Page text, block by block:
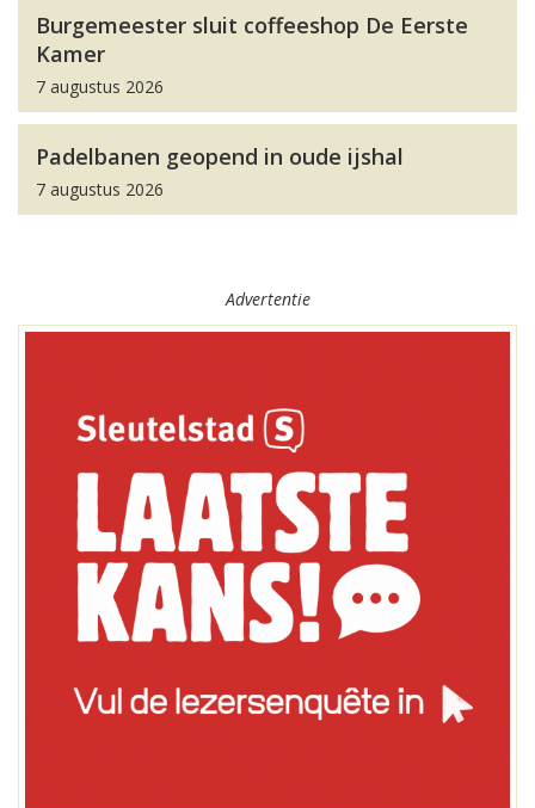
Burgemeester sluit coffeeshop De Eerste
Kamer
7 augustus 2026
Padelbanen geopend in oude ijshal
7 augustus 2026
Advertentie